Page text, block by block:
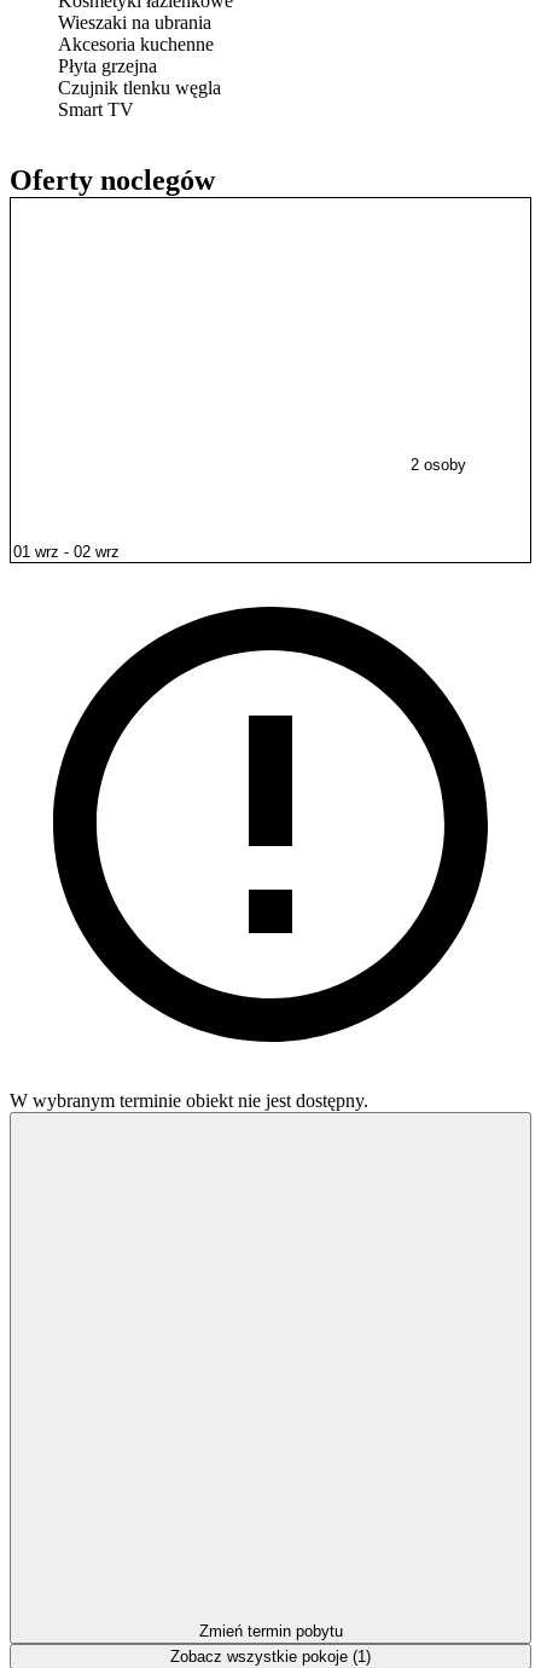
Oferty noclegów
2 osoby
W wybranym terminie obiekt nie jest dostępny.
Zmień termin pobytu
Zobacz wszystkie pokoje (1)
Wieszaki na ubrania
Akcesoria kuchenne
Płyta grzejna
Czujnik tlenku węgla
Smart TV